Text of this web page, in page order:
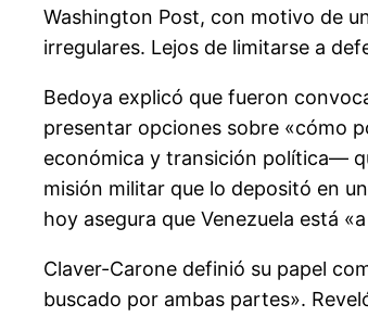
Washington Post, con motivo de
irregulares. Lejos de limitarse a
Bedoya explicó que fueron
presentar opciones sobre «cómo
económica y transición política—
misión militar que lo depositó en
hoy asegura que Venezuela está
Claver-Carone definió su papel
buscado por ambas partes».